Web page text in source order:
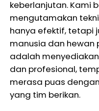
keberlanjutan. Kami
mengutamakan
hanya efektif, tetapi
manusia dan hewan
adalah
dan profesional,
merasa puas
yang tim berikan.